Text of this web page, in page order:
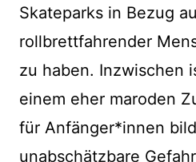
Skateparks in Bezug
rollbrettfahrender
zu haben. Inzwischen
einem eher maroden
für Anfänger*innen
unabschätzbare